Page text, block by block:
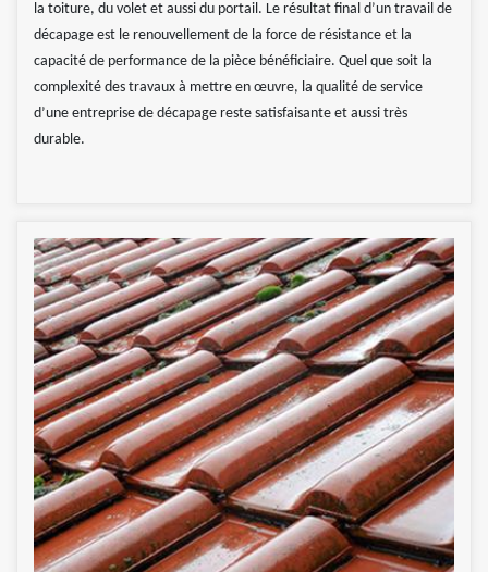
la toiture, du volet et aussi du portail. Le résultat final d’un travail de
décapage est le renouvellement de la force de résistance et la
capacité de performance de la pièce bénéficiaire. Quel que soit la
complexité des travaux à mettre en œuvre, la qualité de service
d’une entreprise de décapage reste satisfaisante et aussi très
durable.